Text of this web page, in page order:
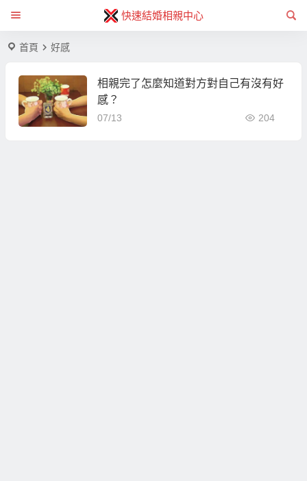
快速結婚相親中心
首頁 好感
相親完了怎麼知道對方對自己有沒有好
感？
07/13 204